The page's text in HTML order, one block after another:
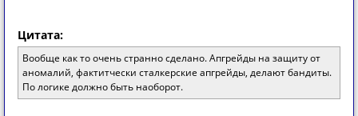
Цитата:
Вообще как то очень странно сделано. Апгрейды на защиту от
аномалий, фактитчески сталкерские апгрейды, делают бандиты.
По логике должно быть наоборот.